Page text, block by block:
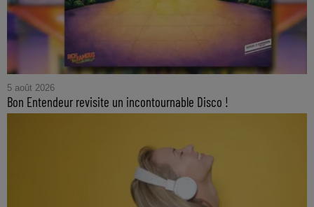
5 août 2026
Bon Entendeur revisite un incontournable Disco !